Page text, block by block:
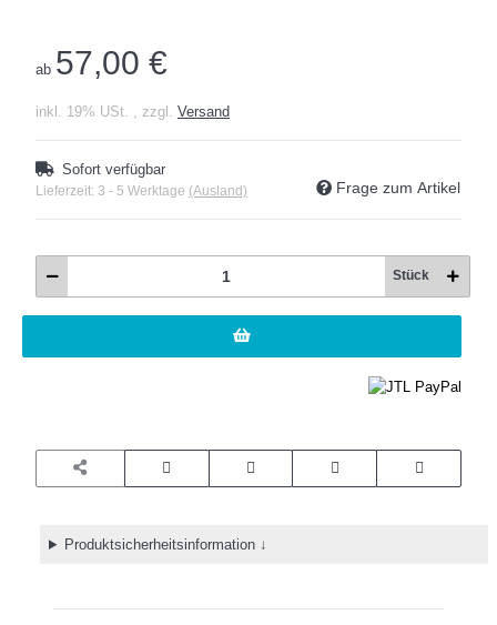
ab 57,00 €
inkl. 19% USt. , zzgl. Versand
Sofort verfügbar
Lieferzeit: 3 - 5 Werktage (Ausland) Frage zum Artikel
Stück
Produktsicherheitsinformation ↓